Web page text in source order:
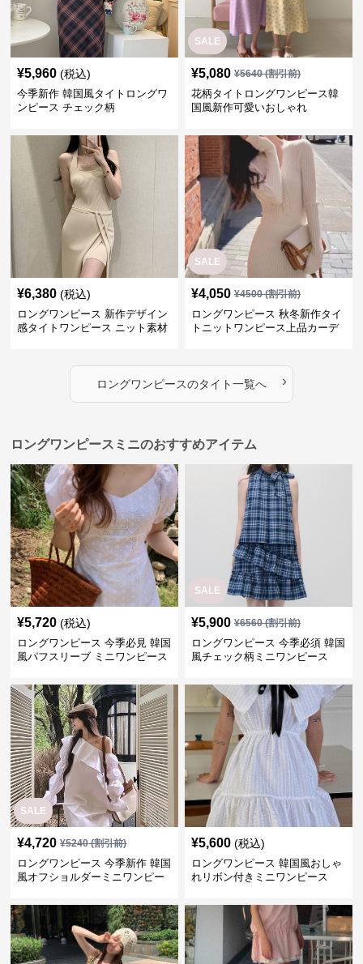
¥5,960 (税込)
今季新作 韓国風タイトロングワ
ンピース チェック柄
SALE
¥5,080 ¥5640(割引前)
花柄タイトロングワンピース韓
国風新作可愛いおしゃれ
¥6,380 (税込)
ロングワンピース 新作デザイン
感タイトワンピース ニット素材
SALE
¥4,050 ¥4500(割引前)
ロングワンピース 秋冬新作タイ
トニットワンピース上品カーデ
ロングワンピースのタイト一覧へ ›
ロングワンピースミニのおすすめアイテム
¥5,720 (税込)
ロングワンピース 今季必見 韓国
風パフスリーブ ミニワンピース
SALE
¥5,900 ¥6560(割引前)
ロングワンピース 今季必須 韓国
風チェック柄ミニワンピース
SALE
¥4,720 ¥5240(割引前)
ロングワンピース 今季新作 韓国
風オフショルダーミニワンピー
¥5,600 (税込)
ロングワンピース 韓国風おしゃ
れリボン付きミニワンピース